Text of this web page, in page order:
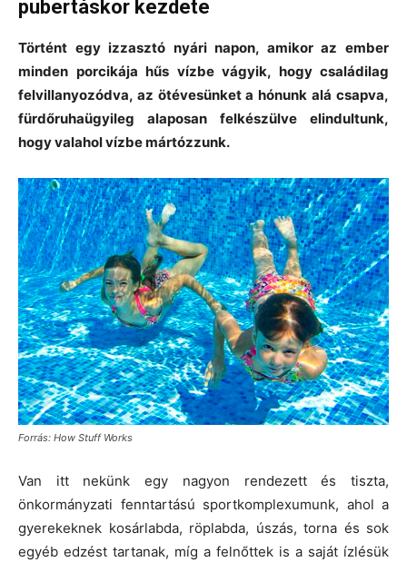
pubertáskor kezdete
Történt egy izzasztó nyári napon, amikor az ember
minden porcikája hűs vízbe vágyik, hogy családilag
felvillanyozódva, az ötévesünket a hónunk alá csapva,
fürdőruhaügyileg alaposan felkészülve elindultunk,
hogy valahol vízbe mártózzunk.
Forrás: How Stuff Works
Van itt nekünk egy nagyon rendezett és tiszta,
önkormányzati fenntartású sportkomplexumunk, ahol a
gyerekeknek kosárlabda, röplabda, úszás, torna és sok
egyéb edzést tartanak, míg a felnőttek is a saját ízlésük